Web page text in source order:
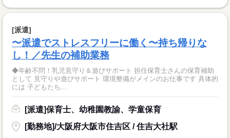
[派遣]
〜派遣でストレスフリーに働く〜持ち帰りな
し！／先生の補助業務
◆年齢不問！乳児見守り＆遊びサポート 担任保育士さんの保育補助
として 見守りや遊びサポート 環境整備がメインのお仕事です 具体的
には 子どもたち...
[派遣]保育士、幼稚園教諭、学童保育
[勤務地]/大阪府大阪市住吉区 / 住吉大社駅